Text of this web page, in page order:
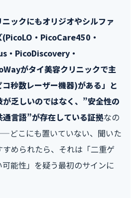
ニックにもオリジオやシルファ
(PicoLO・PicoCare450・
・PicoDiscovery・
がタイ美容クリニックで主
秒数レーザー機器)がある」と
乏しいのではなく、”安全性の
言語”が存在している証拠なの
どこにも置いていない、聞いた
すめられたら、それは「二重ゲ
能性」を疑う最初のサインに